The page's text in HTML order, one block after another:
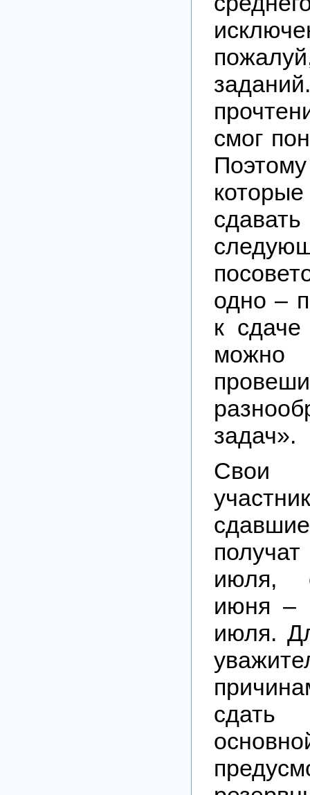
смог
одно –
к сдаче
задач».
Свои
июля,
июня –
июля.